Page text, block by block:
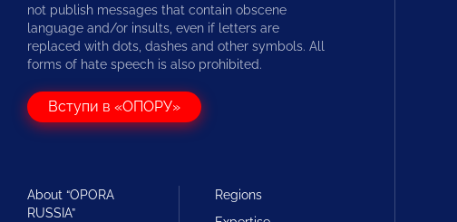
not publish messages that contain obscene
language and/or insults, even if letters are
replaced with dots, dashes and other symbols. All
forms of hate speech is also prohibited.
Вступи в «ОПОРУ»
About “OPORA
RUSSIA”
Regions